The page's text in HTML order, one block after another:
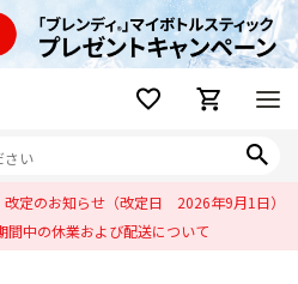
定のお知らせ（改定日 2026年9月1日）
間中の休業および配送について